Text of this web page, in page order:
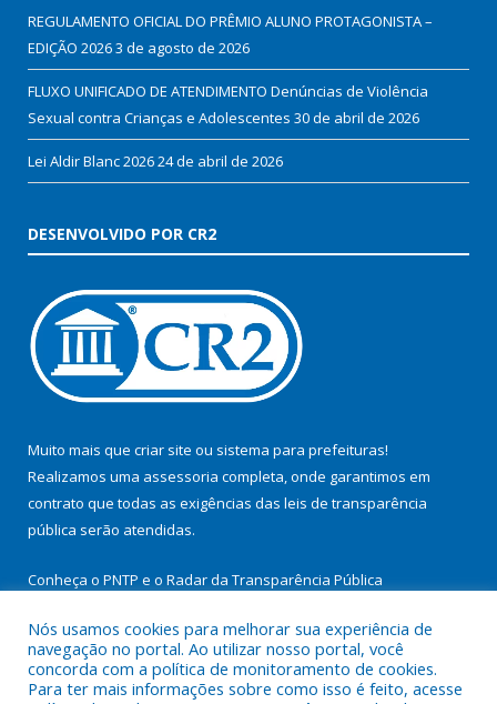
REGULAMENTO OFICIAL DO PRÊMIO ALUNO PROTAGONISTA –
EDIÇÃO 20263 de agosto de 2026
FLUXO UNIFICADO DE ATENDIMENTO Denúncias de Violência
Sexual contra Crianças e Adolescentes 30 de abril de 2026
Lei Aldir Blanc 202624 de abril de 2026
DESENVOLVIDO POR CR2
Muito mais que criar site ou sistema para prefeituras!
Realizamos uma assessoria completa, onde garantimos em
contrato que todas as exigências das leis de transparência
pública serão atendidas.
Conheça o PNTP e o Radar da Transparência Pública
Todos os direitos reservados a Prefeitura Municipal de
Nós usamos cookies para melhorar sua experiência de
navegação no portal. Ao utilizar nosso portal, você
concorda com a política de monitoramento de cookies.
Para ter mais informações sobre como isso é feito, acesse